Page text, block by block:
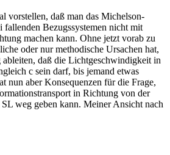
vorstellen, daß man das Michelson-
Bezugssystemen nicht mit
machen kann. Ohne jetzt vorab zu
oder nur methodische Ursachen hat,
daß die Lichtgeschwindigkeit in
c sein darf, bis jemand etwas
nun aber Konsequenzen für die Frage,
in Richtung von der
weg geben kann. Meiner Ansicht nach